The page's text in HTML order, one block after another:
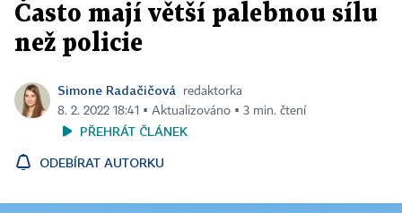
Často mají větší palebnou sílu
než policie
Simone Radačičová
redaktorka
8. 2. 2022 18:41 ▪ Aktualizováno ▪ 3 min. čtení
PŘEHRÁT ČLÁNEK
ODEBÍRAT AUTORKU